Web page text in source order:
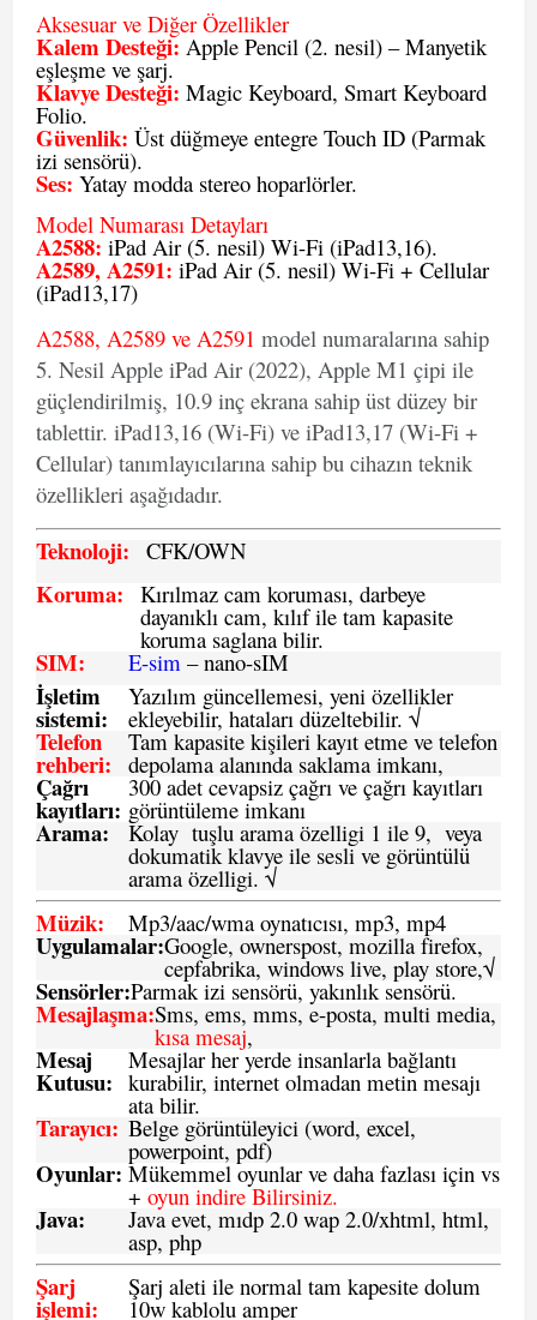
Aksesuar ve Diğer Özellikler
Kalem Desteği: Apple Pencil (2. nesil) – Manyetik
eşleşme ve şarj.
Klavye Desteği: Magic Keyboard, Smart Keyboard
Folio.
Güvenlik: Üst düğmeye entegre Touch ID (Parmak
izi sensörü).
Ses: Yatay modda stereo hoparlörler.
Model Numarası Detayları
A2588: iPad Air (5. nesil) Wi-Fi (iPad13,16).
A2589, A2591: iPad Air (5. nesil) Wi-Fi + Cellular
(iPad13,17)
A2588, A2589 ve A2591 model numaralarına sahip
5. Nesil Apple iPad Air (2022), Apple M1 çipi ile
güçlendirilmiş, 10.9 inç ekrana sahip üst düzey bir
tablettir. iPad13,16 (Wi-Fi) ve iPad13,17 (Wi-Fi +
Cellular) tanımlayıcılarına sahip bu cihazın teknik
özellikleri aşağıdadır.
Teknoloji: CFK/OWN
Koruma: Kırılmaz cam koruması, darbeye
dayanıklı cam, kılıf ile tam kapasite
koruma saglana bilir.
SIM: E-sim – nano-sIM
İşletim
sistemi:
Yazılım güncellemesi, yeni özellikler
ekleyebilir, hataları düzeltebilir. √
Telefon
rehberi:
Tam kapasite kişileri kayıt etme ve telefon
depolama alanında saklama imkanı,
Çağrı
kayıtları:
300 adet cevapsiz çağrı ve çağrı kayıtları
görüntüleme imkanı
Arama: Kolay tuşlu arama özelligi 1 ile 9, veya
dokumatik klavye ile sesli ve görüntülü
arama özelligi. √
Müzik: Mp3/aac/wma oynatıcısı, mp3, mp4
Uygulamalar:Google, ownerspost, mozilla firefox,
cepfabrika, windows live, play store,√
Sensörler:Parmak izi sensörü, yakınlık sensörü.
Mesajlaşma:Sms, ems, mms, e-posta, multi media,
kısa mesaj,
Mesaj
Kutusu:
Mesajlar her yerde insanlarla bağlantı
kurabilir, internet olmadan metin mesajı
ata bilir.
Tarayıcı: Belge görüntüleyici (word, excel,
powerpoint, pdf)
Oyunlar: Mükemmel oyunlar ve daha fazlası için vs
+ oyun indire Bilirsiniz.
Java: Java evet, mıdp 2.0 wap 2.0/xhtml, html,
asp, php
Şarj
işlemi:
Şarj aleti ile normal tam kapesite dolum
10w kablolu amper